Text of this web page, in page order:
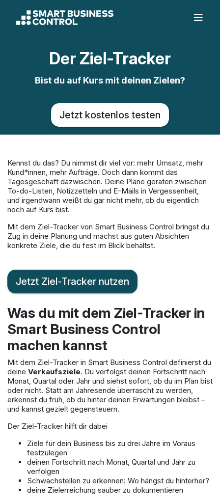
Der Ziel-Tracker
Bist du auf Kurs mit deinen Zielen?
Jetzt kostenlos testen
Kennst du das? Du nimmst dir viel vor: mehr Umsatz, mehr
Kund*innen, mehr Aufträge. Doch dann kommt das
Tagesgeschäft dazwischen. Deine Pläne geraten zwischen
To-do-Listen, Notizzetteln und E-Mails in Vergessenheit,
und irgendwann weißt du gar nicht mehr, ob du eigentlich
noch auf Kurs bist.
Mit dem Ziel-Tracker von Smart Business Control bringst du
Zug in deine Planung und machst aus guten Absichten
konkrete Ziele, die du fest im Blick behältst.
Jetzt Ziel-Tracker nutzen
Was du mit dem Ziel-Tracker in
Smart Business Control
machen kannst
Mit dem Ziel-Tracker in Smart Business Control definierst du
deine Verkaufsziele. Du verfolgst deinen Fortschritt nach
Monat, Quartal oder Jahr und siehst sofort, ob du im Plan bist
oder nicht. Statt am Jahresende überrascht zu werden,
erkennst du früh, ob du hinter deinen Erwartungen bleibst –
und kannst gezielt gegensteuern.
Der Ziel-Tracker hilft dir dabei
Ziele für dein Business bis zu drei Jahre im Voraus
festzulegen
deinen Fortschritt nach Monat, Quartal und Jahr zu
verfolgen
Schwachstellen zu erkennen: Wo hängst du hinterher?
deine Zielerreichung sauber zu dokumentieren